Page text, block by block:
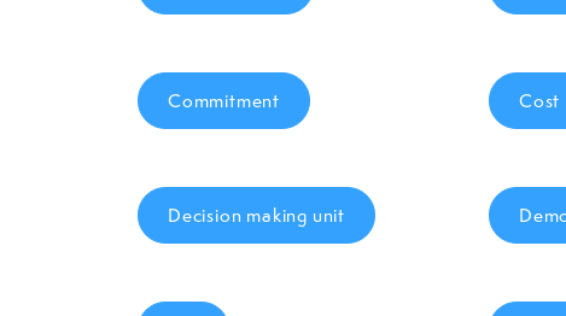
Commitment Cost
Decision making unit